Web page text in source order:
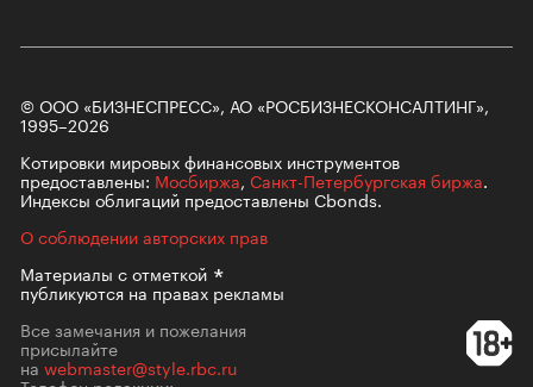
© ООО «БИЗНЕСПРЕСС», АО «РОСБИЗНЕСКОНСАЛТИНГ»,
1995–2026
Котировки мировых финансовых инструментов
предоставлены: Мосбиржа, Санкт-Петербургская биржа.
Индексы облигаций предоставлены Cbonds.
О соблюдении авторских прав
Материалы сотметкой
публикуются на правах рекламы
Все замечания и пожелания
присылайте
на webmaster@style.rbc.ru